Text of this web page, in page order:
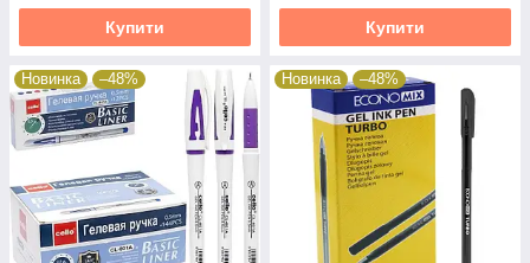
Купити Купити
Новинка –48% Новинка –48%